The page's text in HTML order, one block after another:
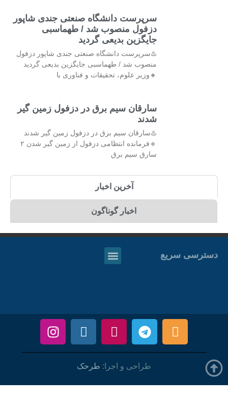
سرپرست دانشگاه صنعتی جندی شاپور
دزفول منصوب شد / طهماسبی
جایگزین بدیعی گردید
♨️سرپرست دانشگاه صنعتی جندی شاپور دزفول
منصوب شد / طهماسبی جایگزین بدیعی گردید
🔸وزیر علوم، تحقیقات و فناوری با
سارقان سیم برق در دزفول زمین گیر
شدند
♨️سارقان سیم برق در دزفول زمین گیر شدند
🔹فرمانده انتظامی دزفول از زمین گیر شدن ۲
سارق سیم برق
آخرین اخبار
اخبار گوناگون
دسترسی سریع
طراحی و اجرا: طرحک